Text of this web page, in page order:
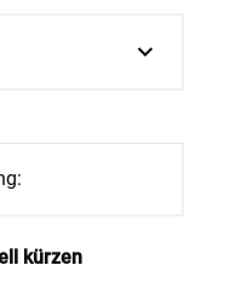
kürzen